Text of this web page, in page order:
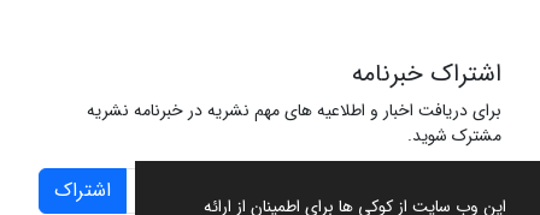
این وب سایت از کوکی ها برای اطمینان از ارائه
اشتراک خبرنامه
برای دریافت اخبار و اطلاعیه های مهم نشریه در خبرنامه نشریه
مشترک شوید.
اشتراک